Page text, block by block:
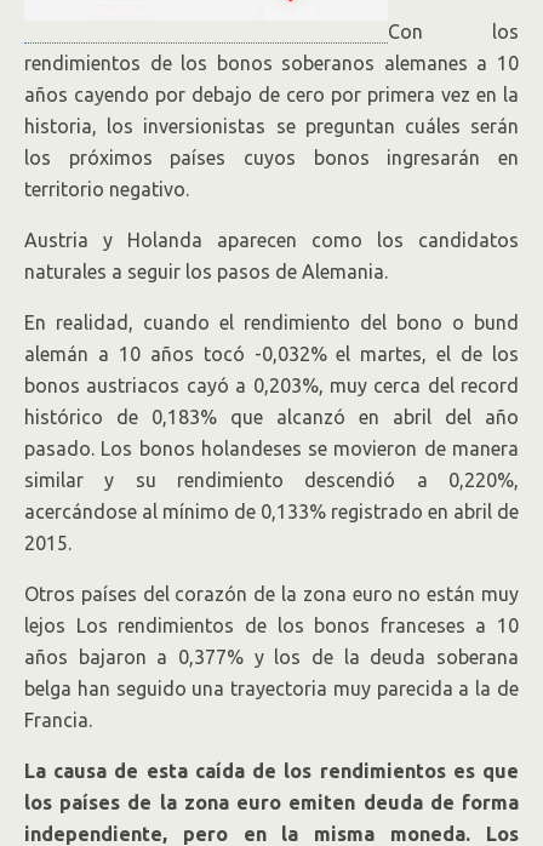
Con los
rendimientos de los bonos soberanos alemanes a 10
años cayendo por debajo de cero por primera vez en la
historia, los inversionistas se preguntan cuáles serán
los próximos países cuyos bonos ingresarán en
territorio negativo.
Austria y Holanda aparecen como los candidatos
naturales a seguir los pasos de Alemania.
En realidad, cuando el rendimiento del bono o bund
alemán a 10 años tocó -0,032% el martes, el de los
bonos austriacos cayó a 0,203%, muy cerca del record
histórico de 0,183% que alcanzó en abril del año
pasado. Los bonos holandeses se movieron de manera
similar y su rendimiento descendió a 0,220%,
acercándose al mínimo de 0,133% registrado en abril de
2015.
Otros países del corazón de la zona euro no están muy
lejos Los rendimientos de los bonos franceses a 10
años bajaron a 0,377% y los de la deuda soberana
belga han seguido una trayectoria muy parecida a la de
Francia.
La causa de esta caída de los rendimientos es que
los países de la zona euro emiten deuda de forma
independiente, pero en la misma moneda. Los